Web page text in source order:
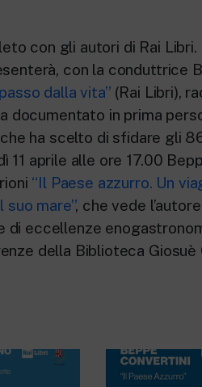
con gli autori di Rai
con la conduttrice
dalla vita” (Rai Libri),
documentato in prima
ha scelto di sfidare gli
11 aprile alle ore 17.00
“Il Paese azzurro. Un
mare”, che vede
di eccellenze
della Biblioteca Giosuè